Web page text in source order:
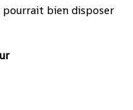
pourrait bien disposer